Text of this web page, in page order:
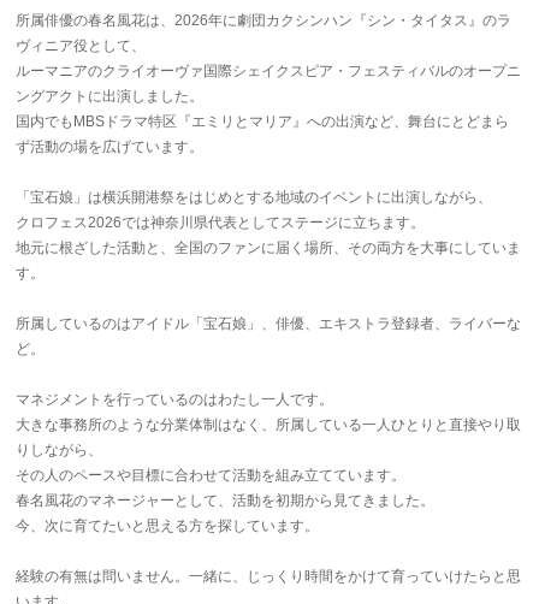
所属俳優の春名風花は、2026年に劇団カクシンハン『シン・タイタス』のラ
ヴィニア役として、
ルーマニアのクライオーヴァ国際シェイクスピア・フェスティバルのオープニ
ングアクトに出演しました。
国内でもMBSドラマ特区『エミリとマリア』への出演など、舞台にとどまら
ず活動の場を広げています。
「宝石娘」は横浜開港祭をはじめとする地域のイベントに出演しながら、
クロフェス2026では神奈川県代表としてステージに立ちます。
地元に根ざした活動と、全国のファンに届く場所、その両方を大事にしていま
す。
所属しているのはアイドル「宝石娘」、俳優、エキストラ登録者、ライバーな
ど。
マネジメントを行っているのはわたし一人です。
大きな事務所のような分業体制はなく、所属している一人ひとりと直接やり取
りしながら、
その人のペースや目標に合わせて活動を組み立てています。
春名風花のマネージャーとして、活動を初期から見てきました。
今、次に育てたいと思える方を探しています。
経験の有無は問いません。一緒に、じっくり時間をかけて育っていけたらと思